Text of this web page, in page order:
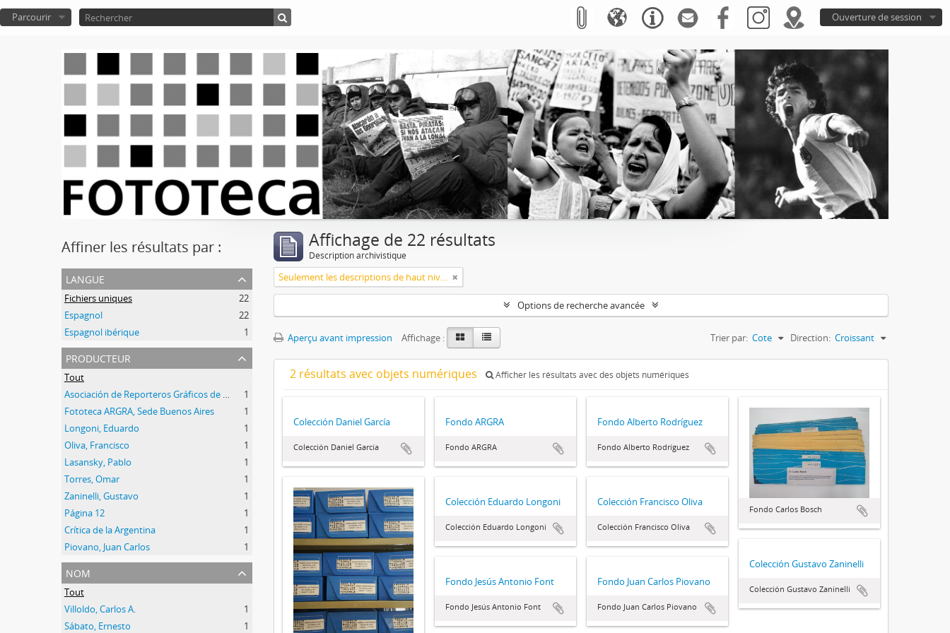
Ouverture de session
Parcourir
Affiner les résultats par :
langue
Fichiers uniques
22
Espagnol
22
Espagnol ibérique
1
producteur
Tout
Asociación de Reporteros Gráficos de la República Argentina
1
Fototeca ARGRA, Sede Buenos Aires
1
Longoni, Eduardo
1
Oliva, Francisco
1
Lasansky, Pablo
1
Torres, Omar
1
Zaninelli, Gustavo
1
Página 12
1
Crítica de la Argentina
1
Piovano, Juan Carlos
1
nom
Tout
Villoldo, Carlos A.
1
Sábato, Ernesto
1
Affichage de 22 résultats
Description archivistique
Seulement les descriptions de haut niveau
Options de recherche avancée
Aperçu avant impression Affichage : Trier par: Cote Direction: Croissant
2 résultats avec objets numériques Afficher les résultats avec des objets numériques
Colección Daniel García
Colección Daniel García
Fondo ARGRA
Fondo ARGRA
Fondo Alberto Rodríguez
Fondo Alberto Rodríguez
Fondo Carlos Bosch
Colección Eduardo Longoni
Colección Eduardo Longoni
Colección Francisco Oliva
Colección Francisco Oliva
Colección Gustavo Zaninelli
Colección Gustavo Zaninelli
Fondo Jesús Antonio Font
Fondo Jesús Antonio Font
Fondo Juan Carlos Piovano
Fondo Juan Carlos Piovano